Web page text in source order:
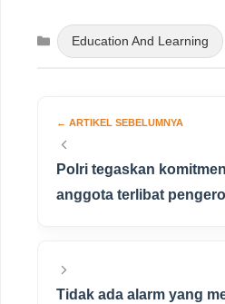
Categories
Education And Learning
Polri tegaskan
anggota terlibat
Tidak ada alarm yang